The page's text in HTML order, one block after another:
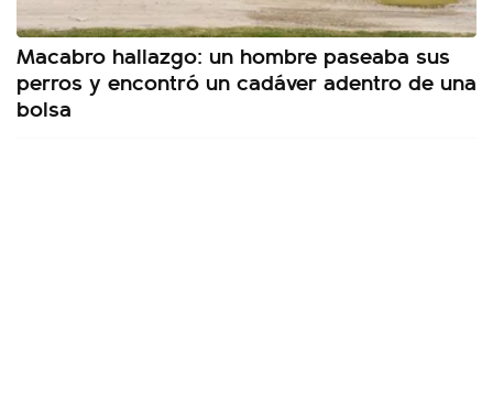
Macabro hallazgo: un hombre paseaba sus
perros y encontró un cadáver adentro de una
bolsa